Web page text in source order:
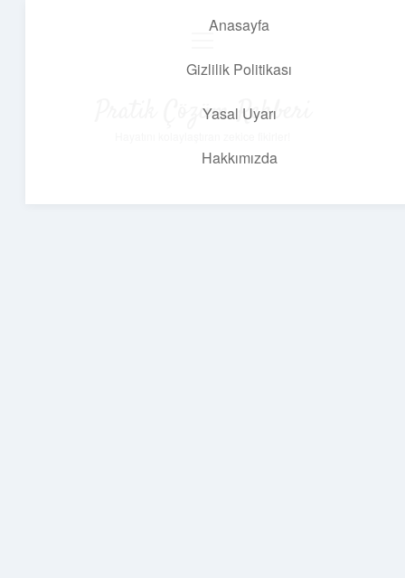
Anasayfa
Gizlilik Politikası
Yasal Uyarı
Hakkımızda
Pratik Çözüm Rehberi